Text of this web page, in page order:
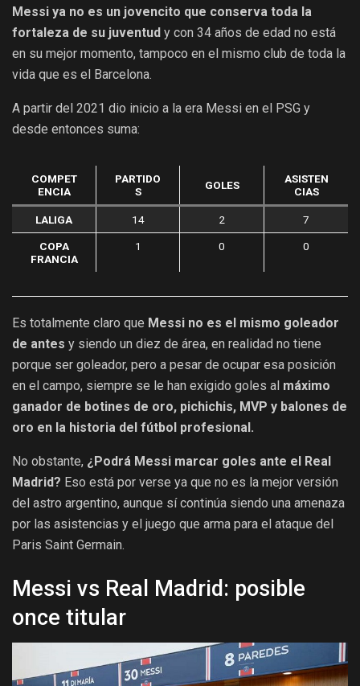
Messi ya no es un jovencito que conserva toda la
fortaleza de su juventud y con 34 años de edad no está
en su mejor momento, tampoco en el mismo club de toda la
vida que es el Barcelona.
A partir del 2021 dio inicio a la era Messi en el PSG y
desde entonces suma:
COMPET
ENCIA
PARTIDO
S
GOLES
ASISTEN
CIAS
LALIGA 14 2 7
COPA
FRANCIA
1 0 0
Es totalmente claro que Messi no es el mismo goleador
de antes y siendo un diez de área, en realidad no tiene
porque ser goleador, pero a pesar de ocupar esa posición
en el campo, siempre se le han exigido goles al máximo
ganador de botines de oro, pichichis, MVP y balones de
oro en la historia del fútbol profesional.
No obstante, ¿Podrá Messi marcar goles ante el Real
Madrid? Eso está por verse ya que no es la mejor versión
del astro argentino, aunque sí continúa siendo una amenaza
por las asistencias y el juego que arma para el ataque del
Paris Saint Germain.
Messi vs Real Madrid: posible
once titular